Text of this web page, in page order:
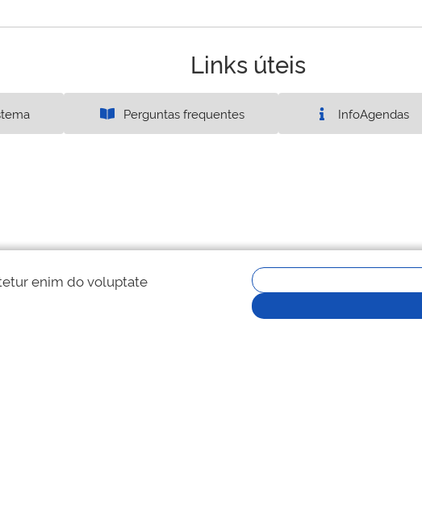
Links úteis
Perguntas frequentes InfoAgendas
enim do voluptate